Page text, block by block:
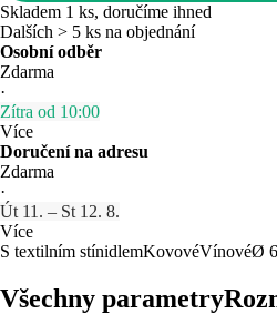
Skladem 1 ks, doručíme ihned
Dalších > 5 ks na objednání
Osobní odběr
Zdarma
·
Zítra od 10:00
Více
Doručení na adresu
Zdarma
·
Út 11. – St 12. 8.
Více
S textilním stínidlemKovovéVínovéØ
Všechny parametry